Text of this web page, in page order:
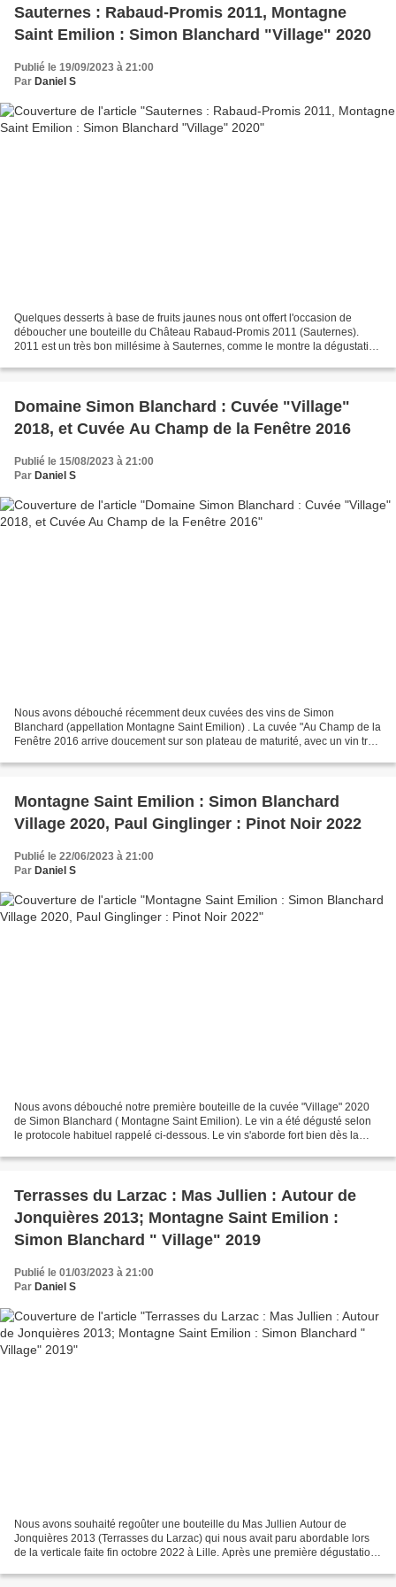
Sauternes : Rabaud-Promis 2011, Montagne
Saint Emilion : Simon Blanchard "Village" 2020
Publié le 19/09/2023 à 21:00
Par Daniel S
Quelques desserts à base de fruits jaunes nous ont offert l'occasion de
déboucher une bouteille du Château Rabaud-Promis 2011 (Sauternes).
2011 est un très bon millésime à Sauternes, comme le montre la dégustation
Domaine Simon Blanchard : Cuvée "Village"
2018, et Cuvée Au Champ de la Fenêtre 2016
Publié le 15/08/2023 à 21:00
Par Daniel S
Nous avons débouché récemment deux cuvées des vins de Simon
Blanchard (appellation Montagne Saint Emilion) . La cuvée "Au Champ de la
Fenêtre 2016 arrive doucement sur son plateau de maturité, avec un vin très
Montagne Saint Emilion : Simon Blanchard
Village 2020, Paul Ginglinger : Pinot Noir 2022
Publié le 22/06/2023 à 21:00
Par Daniel S
Nous avons débouché notre première bouteille de la cuvée "Village" 2020
de Simon Blanchard ( Montagne Saint Emilion). Le vin a été dégusté selon
le protocole habituel rappelé ci-dessous. Le vin s'aborde fort bien dès la
Terrasses du Larzac : Mas Jullien : Autour de
Jonquières 2013; Montagne Saint Emilion :
Simon Blanchard " Village" 2019
Publié le 01/03/2023 à 21:00
Par Daniel S
Nous avons souhaité regoûter une bouteille du Mas Jullien Autour de
Jonquières 2013 (Terrasses du Larzac) qui nous avait paru abordable lors
de la verticale faite fin octobre 2022 à Lille. Après une première dégustation